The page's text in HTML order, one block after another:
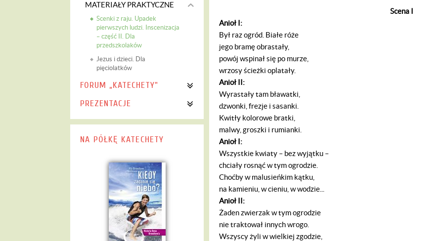
MATERIAŁY PRAKTYCZNE
Scenki z raju. Upadek
pierwszych ludzi. Inscenizacja
– część II. Dla
przedszkolaków
Jezus i dzieci. Dla
pięciolatków
FORUM „KATECHETY"
PREZENTACJE
NA PÓŁKĘ KATECHETY
Scena I
Anioł I:
Był raz ogród. Białe róże
jego bramę obrastały,
powój wspinał się po murze,
wrzosy ścieżki oplatały.
Anioł II:
Wyrastały tam bławatki,
dzwonki, frezje i sasanki.
Kwitły kolorowe bratki,
malwy, groszki i rumianki.
Anioł I:
Wszystkie kwiaty – bez wyjątku –
chciały rosnąć w tym ogrodzie.
Choćby w malusieńkim kątku,
na kamieniu, w cieniu, w wodzie...
Anioł II:
Żaden zwierzak w tym ogrodzie
nie traktował innych wrogo.
Wszyscy żyli w wielkiej zgodzie,